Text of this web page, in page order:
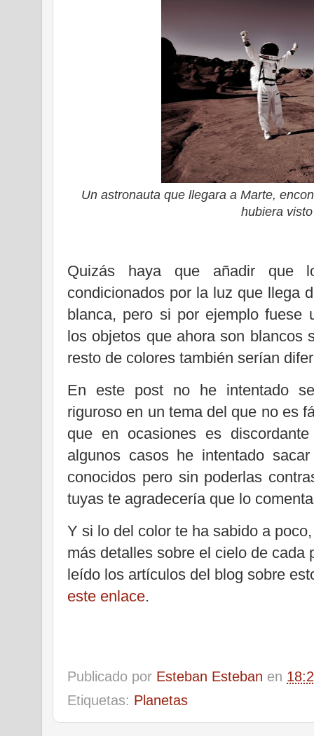
Un astronauta que llegara a Marte,
hubiera
Quizás haya que añadir que
condicionados por la luz que llega
blanca, pero si por ejemplo fuese
los objetos que ahora son blancos
resto de colores también serían
En este post no he intentado
riguroso en un tema del que no es
que en ocasiones es
algunos casos he intentado
conocidos pero sin poderlas
tuyas te agradecería que lo
Y si lo del color te ha sabido a
más detalles sobre el cielo de cada
leído los artículos del blog sobre
este enlace.
Publicado por Esteban Esteban en
Etiquetas: Planetas